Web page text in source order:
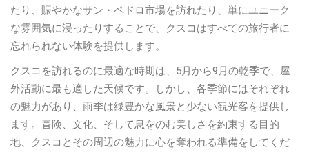
たり、賑やかなサン・ペドロ市場を訪れたり、単にユニーク
な雰囲気に浸ったりすることで、クスコはすべての旅行者に
忘れられない体験を提供します。
クスコを訪れるのに最適な時期は、5月から9月の乾季で、屋
外活動に最も適した天候です。しかし、各季節にはそれぞれ
の魅力があり、雨季は緑豊かな風景と少ない観光客を提供し
ます。冒険、文化、そして息をのむ美しさを約束する目的
地、クスコとその周辺の魅力に心を奪われる準備をしてくだ